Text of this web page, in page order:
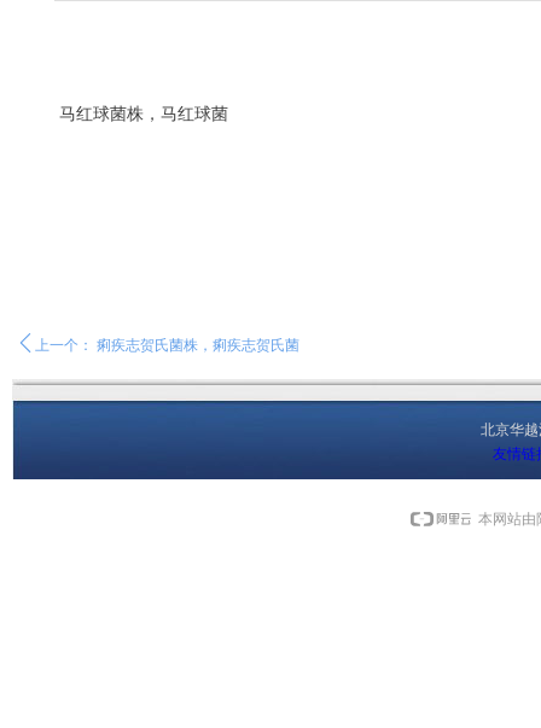
ꄴ 上一个： 痢疾志贺氏菌株，痢疾志贺氏菌
马红球菌株，马红球菌
北京华
友情链
本网站由